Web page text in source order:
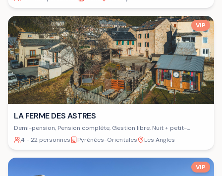
VIP
LA FERME DES ASTRES
Demi-pension, Pension complète, Gestion libre, Nuit + petit-
déjeuner
4 - 22 personnes Pyrénées-Orientales Les Angles
VIP